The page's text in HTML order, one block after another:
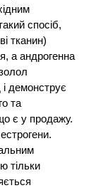
спосіб,
тканин)
а андрогенна
і демонструє
та
є у продажу.
тільки